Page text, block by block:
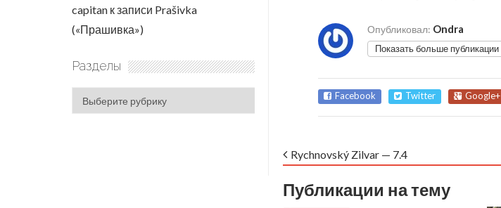
Опубликовал: Ondra
Показать больше публикации
Facebook Twitter Google+
Rychnovský Zilvar — 7.4
Публикации на тему
capitan к записи Prašivka
(«Прашивка»)
Разделы
Разделы